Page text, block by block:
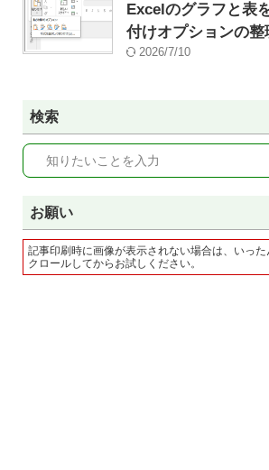
Excelのグラフと表
付けオプションの整
2026/7/10
検索
お願い
記事印刷時に画像が表示されない場合は、いっ
クロールしてからお試しください。